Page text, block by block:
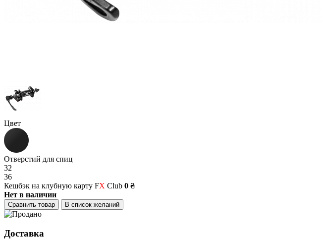
Цвет
Отверстий для спиц
32
36
Кешбэк на клубную карту FX Club 0 ₴
Нет в наличии
Сравнить товар В список желаний
Доставка